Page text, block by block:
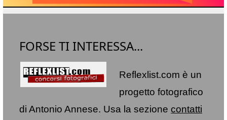
FORSE TI INTERESSA...
Reflexlist.com è un
progetto fotografico
di Antonio Annese. Usa la sezione contatti